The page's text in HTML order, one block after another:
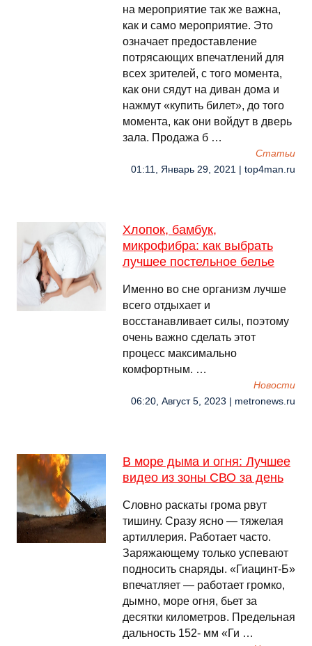
на мероприятие так же важна,
как и само мероприятие. Это
означает предоставление
потрясающих впечатлений для
всех зрителей, с того момента,
как они сядут на диван дома и
нажмут «купить билет», до того
момента, как они войдут в дверь
зала. Продажа б …
Cтатьи
01:11, Январь 29, 2021 | top4man.ru
Хлопок, бамбук,
микрофибра: как выбрать
лучшее постельное белье
Именно во сне организм лучше
всего отдыхает и
восстанавливает силы, поэтому
очень важно сделать этот
процесс максимально
комфортным. …
Новости
06:20, Август 5, 2023 | metronews.ru
В море дыма и огня: Лучшее
видео из зоны СВО за день
Словно раскаты грома рвут
тишину. Сразу ясно — тяжелая
артиллерия. Работает часто.
Заряжающему только успевают
подносить снаряды. «Гиацинт-Б»
впечатляет — работает громко,
дымно, море огня, бьет за
десятки километров. Предельная
дальность 152- мм «Ги …